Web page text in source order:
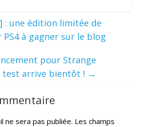
: une édition limitée de
à gagner sur le blog
pour Strange
test arrive bientôt ! →
ne sera pas publiée. Les champs